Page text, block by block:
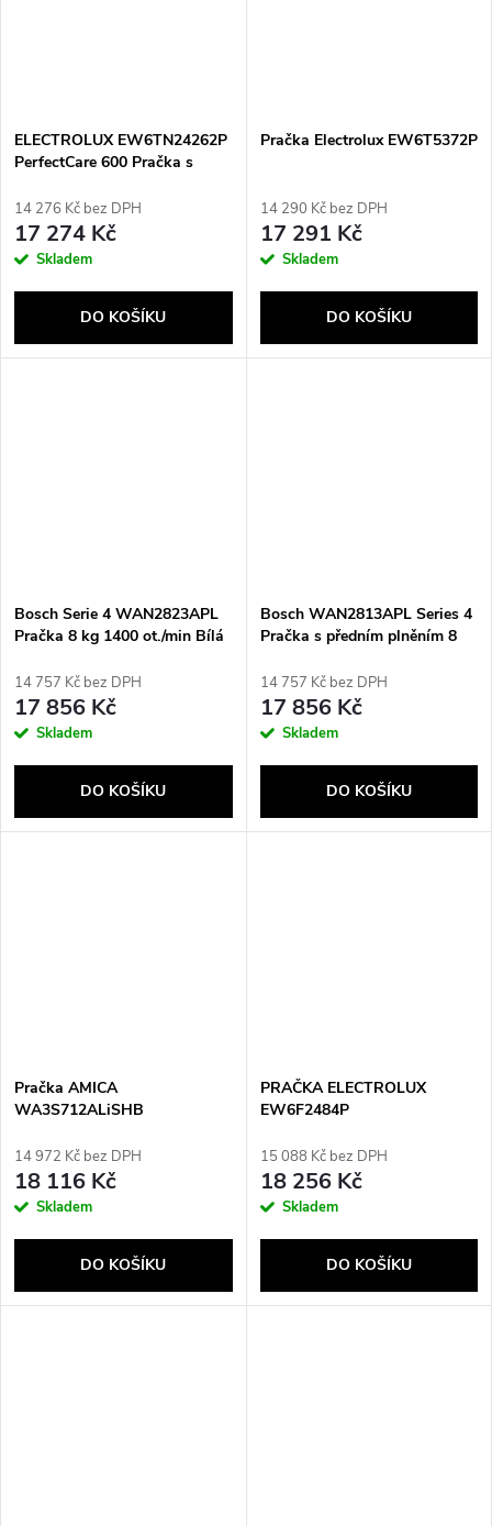
ELECTROLUX EW6TN24262P
PerfectCare 600 Pračka s
14 276 Kč bez DPH
17 274 Kč
Skladem
DO KOŠÍKU
Pračka Electrolux EW6T5372P
14 290 Kč bez DPH
17 291 Kč
Skladem
DO KOŠÍKU
Bosch Serie 4 WAN2823APL
Pračka 8 kg 1400 ot./min Bílá
14 757 Kč bez DPH
17 856 Kč
Skladem
DO KOŠÍKU
Bosch WAN2813APL Series 4
Pračka s předním plněním 8
14 757 Kč bez DPH
17 856 Kč
Skladem
DO KOŠÍKU
Pračka AMICA
WA3S712ALiSHB
14 972 Kč bez DPH
18 116 Kč
Skladem
DO KOŠÍKU
PRAČKA ELECTROLUX
EW6F2484P
15 088 Kč bez DPH
18 256 Kč
Skladem
DO KOŠÍKU